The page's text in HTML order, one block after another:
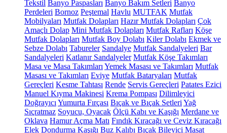
Tekstil Banyo Paspasları Banyo Bakım Setleri Banyo
Perdeleri Bornoz Peştemal Havlu MUTFAK Mutfak
Mobilyaları Mutfak Dolapları Hazır Mutfak Dolapları Çok
Amaçlı Dolap Mini Mutfak Dolapları Mutfak Rafları Köşe
Mutfak Dolapları Mutfak Boy Dolabı Kiler Dolabı Ekmek ve
Sebze Dolabı Tabureler Sandalye Mutfak Sandalyeleri Bar
Sandalyeleri Katlanır Sandalyeler Mutfak Köşe Takımları
Masa ve Masa Takımları Yemek Masası ve Takımları Mutfak
Masası ve Takımları Eviye Mutfak Bataryaları Mutfak
Gereçleri Kesme Tahtası Rende Servis Gereçleri Patates Ezici
Manuel Kıyma Makinesi Krema Pompası Dilimleyici
Doğrayıcı Yumurta Fırçası Bıçak ve Bıçak Setleri Yağ
Sıçratmaz Soyucu, Oyacak Ölçü Kabı ve Kaşığı Merdane ve
Oklava Hamur Açma Matı Fındık Kıracağı ve Ceviz Kıracağı
Elek Dondurma Kaşığı Buz Kalıbı Bıçak Bileyici Masat